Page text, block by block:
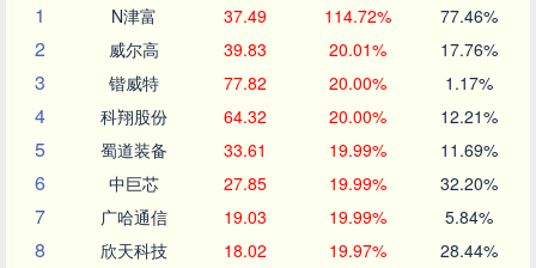
1
N津富 37.49 114.72% 77.46%
2 威尔高 39.83 20.01% 17.76%
3 锴威特 77.82 20.00% 1.17%
4 科翔股份 64.32 20.00% 12.21%
5 蜀道装备 33.61 19.99% 11.69%
6 中巨芯 27.85 19.99% 32.20%
7 广哈通信 19.03 19.99% 5.84%
8 欣天科技 18.02 19.97% 28.44%